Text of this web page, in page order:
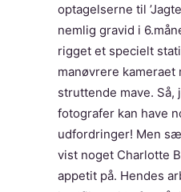
optagelserne til
nemlig gravid i
rigget et specielt
manøvrere kameraet
struttende mave. Så,
fotografer kan have
udfordringer! Men
vist noget Charlotte
appetit på. Hendes